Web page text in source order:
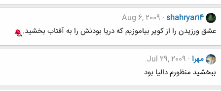
shahryar14
Aug 6, 2009
عشق ورزیدن را از کویر بیاموزیم که دریا بودنش را به آفتاب بخشید.
مهرا Jul 29, 2009
ببخشید منظورم دالیا بود